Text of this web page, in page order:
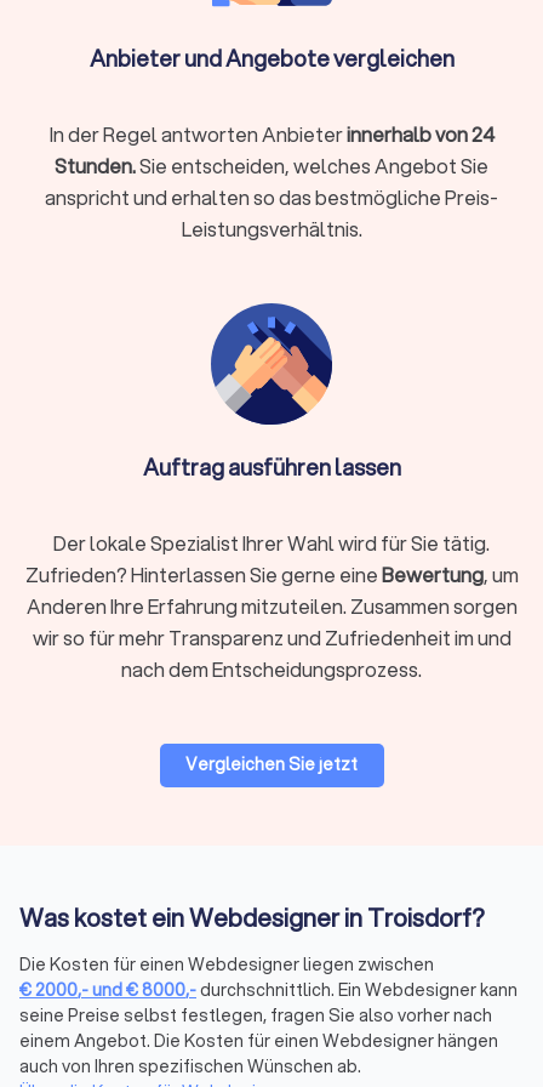
(z. B. Shopify/Shopware)
DSGVO-Basics (Cookie-Hinweis, Impressum/Datenschutz,
ohne Rechtsberatung)
Übergabe, Schulung, Wartung/Updates
Webshop mit Zahlarten/Versandregeln, Produktvarianten,
Integrationen (CRM, Newsletter, Buchung,
Mehrsprachigkeit, Barrierearmut, Core Web Vitals
Über die Filter auf Trustlocal können Sie gezielt nach den
passenden Leistungen suchen: neue Website, Webshop oder
App, Relaunch bestehender Seiten, Marketing und SEO,
Logoentwicklung und Corporate Branding oder Design für
Printmedien. So finden Sie schnell den Anbieter, der zu Ihrem
CMS & Shop-Systeme: Welches System
Optionen:
WordPress vs. Webflow für Websites
WordPressist das weltweit am häufigsten genutzte CMS. Es
bietet maximale Flexibilität durch tausende Plugins, ist
kostengünstig im Hosting (ab 5-15 € monatlich) und eignet
Anbieter und Angebote vergleichen
In der Regel antworten Anbieterinnerhalb von 24
Stunden.Sie entscheiden, welches Angebot Sie
anspricht und erhalten so das bestmögliche Preis-
Leistungsverhältnis.
Auftrag ausführen lassen
Der lokale Spezialist Ihrer Wahl wird für Sie tätig.
Zufrieden? Hinterlassen Sie gerne eineBewertung, um
Anderen Ihre Erfahrung mitzuteilen. Zusammen sorgen
wir so für mehr Transparenz und Zufriedenheit im und
nach dem Entscheidungsprozess.
Vergleichen Sie jetzt
Was kostet ein Webdesigner in Troisdorf?
Die Kosten für einen Webdesigner liegen zwischen
€2000,-und€8000,-durchschnittlich. Ein Webdesigner kann
seine Preise selbst festlegen, fragen Sie also vorher nach
einem Angebot. Die Kosten für einen Webdesigner hängen
auch von Ihren spezifischen Wünschen ab.